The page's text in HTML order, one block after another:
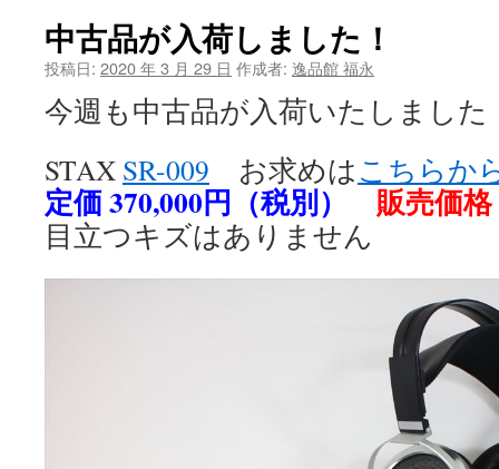
中古品が入荷しました！
投稿日: 2020 年 3 月 29 日 作成者: 逸品館 福永
今週も中古品が入荷いたしました
STAX SR-009 お求めはこちらか
定価 370,000円（税別） 販売価
目立つキズはありません